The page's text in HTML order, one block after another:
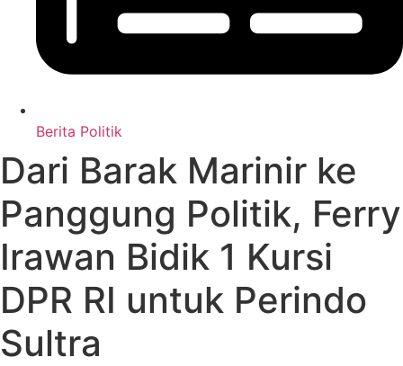
Berita Politik
Dari Barak Marinir ke
Panggung Politik, Ferry
Irawan Bidik 1 Kursi
DPR RI untuk Perindo
Sultra